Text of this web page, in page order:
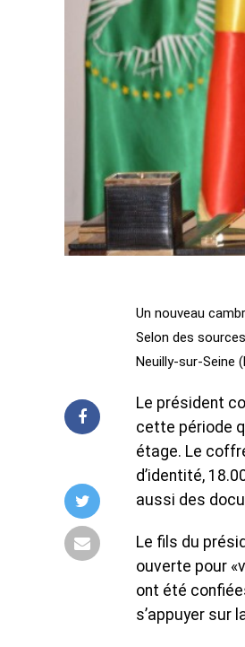
Un nouveau
Selon des
Neuilly-sur-Seine
Le président
cette période
étage. Le
d’identité,
aussi des
Le fils du
ouverte pour
ont été
s’appuyer sur